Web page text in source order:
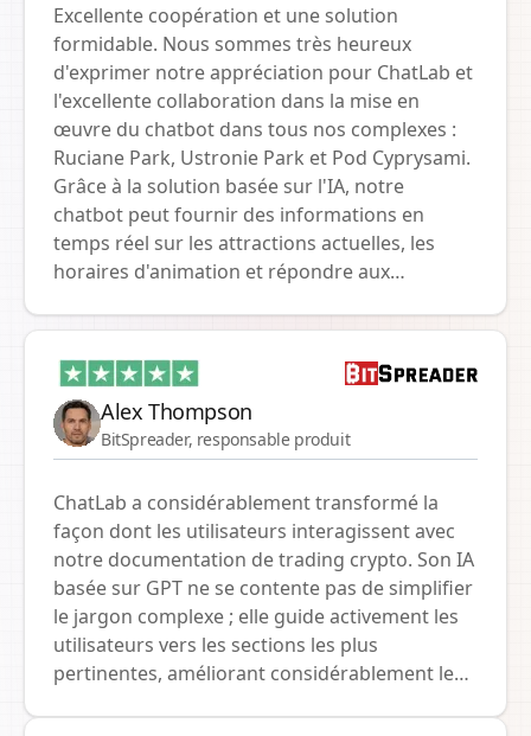
Excellente coopération et une solution
formidable. Nous sommes très heureux
d'exprimer notre appréciation pour ChatLab et
l'excellente collaboration dans la mise en
œuvre du chatbot dans tous nos complexes :
Ruciane Park, Ustronie Park et Pod Cyprysami.
Grâce à la solution basée sur l'IA, notre
chatbot peut fournir des informations en
temps réel sur les attractions actuelles, les
horaires d'animation et répondre aux
invités. Nous tenons particulièrement à
souligner l'intégration avec notre système de
réservation, qui permet aux clients de vérifier
facilement et rapidement la disponibilité dans
nos complexes. Cette fonctionnalité simplifie
et permet des réponses rapides aux besoins
de nos invités. Le support technique et
l'approche professionnelle tout au long du
projet ont été exceptionnels. Notre
collaboration sur les innovations continue, et
nous croyons qu'avec ChatLab, nous serons
encore plus proches de nos clients, leur offrant
Alex Thompson
BitSpreader, responsable produit
ChatLab a considérablement transformé la
façon dont les utilisateurs interagissent avec
notre documentation de trading crypto. Son IA
basée sur GPT ne se contente pas de simplifier
le jargon complexe ; elle guide activement les
utilisateurs vers les sections les plus
pertinentes, améliorant considérablement leur